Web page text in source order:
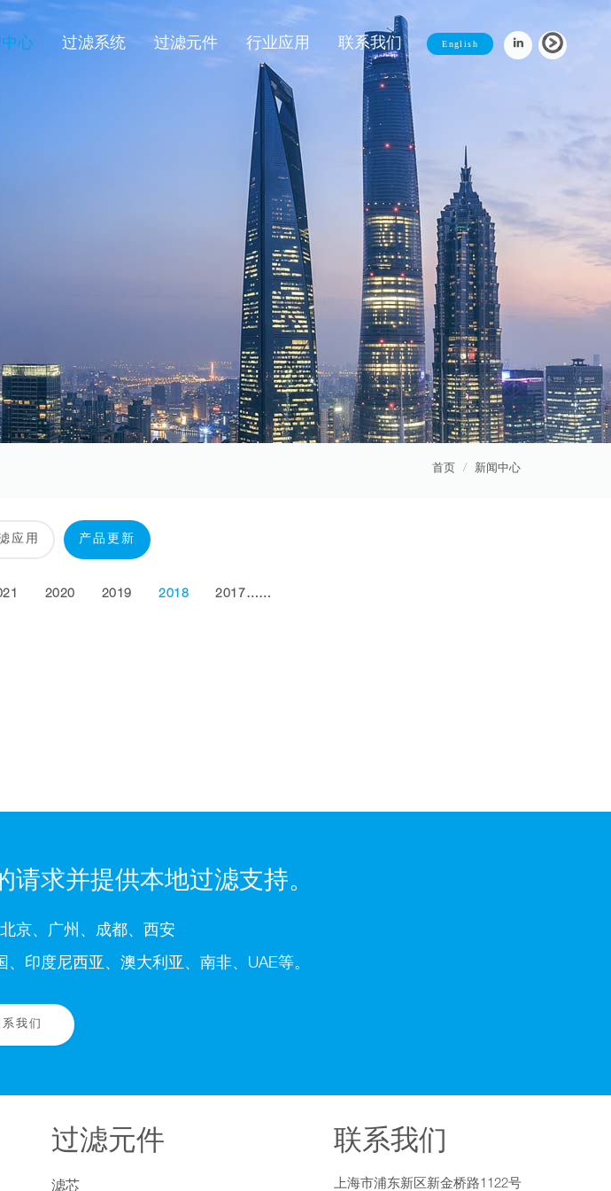
心 过滤系统 过滤元件 行业应用 联系我们 English
首页 新闻中心
应用 产品更新
2020 2019 2018 2017……
求并提供本地过滤支持。
京、广州、成都、西安
印度尼西亚、澳大利亚、南非、UAE等。
系我们
过滤元件
滤芯
联系我们
上海市浦东新区新金桥路1122号